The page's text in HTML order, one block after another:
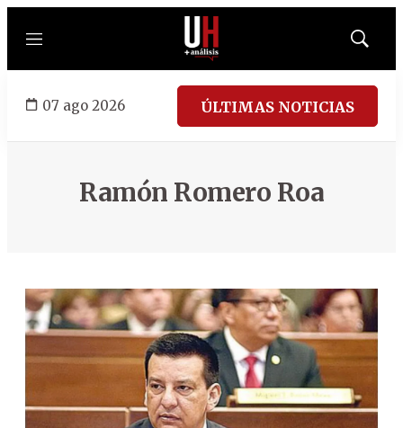
Menú
Mostrar
07 ago 2026 ÚLTIMAS NOTICIAS
Ramón Romero Roa